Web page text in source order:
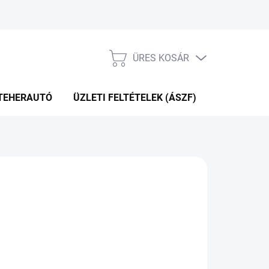
KOSÁR
ÜRES KOSÁR
ÜZLETI FELTÉTELEK (ÁSZF)